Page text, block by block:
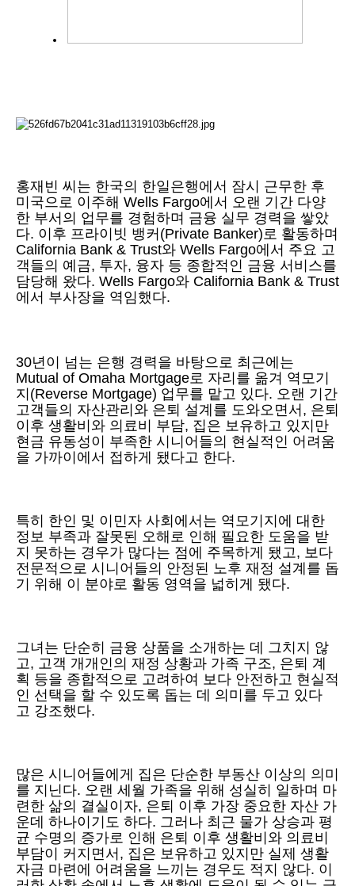
홍재빈 씨는 한국의 한일은행에서 잠시 근무한 후
미국으로 이주해 Wells Fargo에서 오랜 기간 다양
한 부서의 업무를 경험하며 금융 실무 경력을 쌓았
다. 이후 프라이빗 뱅커(Private Banker)로 활동하며
California Bank & Trust와 Wells Fargo에서 주요 고
객들의 예금, 투자, 융자 등 종합적인 금융 서비스를
담당해 왔다. Wells Fargo와 California Bank & Trust
에서 부사장을 역임했다.
30년이 넘는 은행 경력을 바탕으로 최근에는
Mutual of Omaha Mortgage로 자리를 옮겨 역모기
지(Reverse Mortgage) 업무를 맡고 있다. 오랜 기간
고객들의 자산관리와 은퇴 설계를 도와오면서, 은퇴
이후 생활비와 의료비 부담, 집은 보유하고 있지만
현금 유동성이 부족한 시니어들의 현실적인 어려움
을 가까이에서 접하게 됐다고 한다.
특히 한인 및 이민자 사회에서는 역모기지에 대한
정보 부족과 잘못된 오해로 인해 필요한 도움을 받
지 못하는 경우가 많다는 점에 주목하게 됐고, 보다
전문적으로 시니어들의 안정된 노후 재정 설계를 돕
기 위해 이 분야로 활동 영역을 넓히게 됐다.
그녀는 단순히 금융 상품을 소개하는 데 그치지 않
고, 고객 개개인의 재정 상황과 가족 구조, 은퇴 계
획 등을 종합적으로 고려하여 보다 안전하고 현실적
인 선택을 할 수 있도록 돕는 데 의미를 두고 있다
고 강조했다.
많은 시니어들에게 집은 단순한 부동산 이상의 의미
를 지닌다. 오랜 세월 가족을 위해 성실히 일하며 마
련한 삶의 결실이자, 은퇴 이후 가장 중요한 자산 가
운데 하나이기도 하다. 그러나 최근 물가 상승과 평
균 수명의 증가로 인해 은퇴 이후 생활비와 의료비
부담이 커지면서, 집은 보유하고 있지만 실제 생활
자금 마련에 어려움을 느끼는 경우도 적지 않다. 이